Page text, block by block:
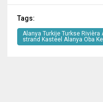
Tags:
Alanya Turkije Turkse
strand Kasteel Alanya Oba